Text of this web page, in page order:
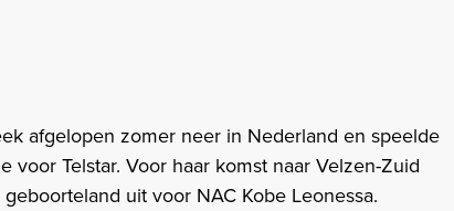
afgelopen zomer neer in Nederland en speelde
voor Telstar. Voor haar komst naar Velzen-Zuid
uit voor NAC Kobe Leonessa.